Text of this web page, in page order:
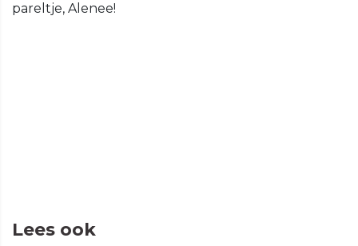
pareltje, Alenee!
Lees ook